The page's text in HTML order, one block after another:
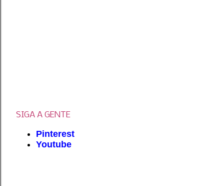
SIGA A GENTE
Pinterest
Youtube